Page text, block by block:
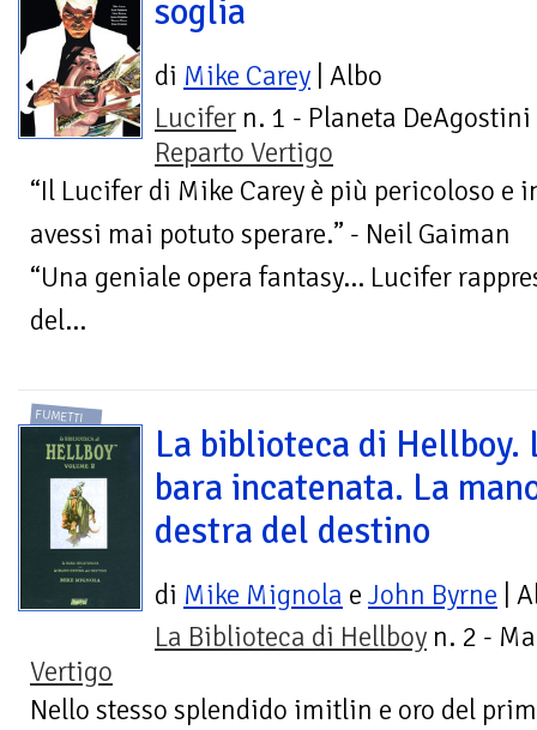
soglia
di Mike Carey | Albo
Lucifer n. 1 - Planeta DeAgostini
Reparto Vertigo
“Il Lucifer di Mike Carey è più pericoloso
avessi mai potuto sperare.” - Neil Gaiman
“Una geniale opera fantasy… Lucifer
del...
FUMETTI
La biblioteca di Hellboy.
bara incatenata. La
destra del destino
di Mike Mignola e John Byrne |
La Biblioteca di Hellboy n. 2 -
Vertigo
Nello stesso splendido imitlin e oro del